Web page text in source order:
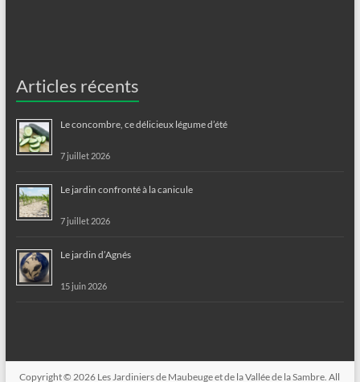
Articles récents
Le concombre, ce délicieux légume d’été
7 juillet 2026
Le jardin confronté à la canicule
7 juillet 2026
Le jardin d’Agnés
15 juin 2026
Copyright © 2026 Les Jardiniers de Maubeuge et de la Vallée de la Sambre . All